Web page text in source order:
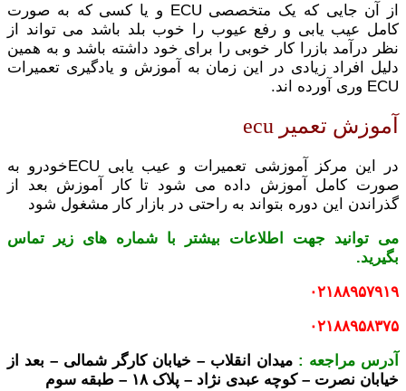
از آن جایی که یک متخصصی ECU و یا کسی که به صورت
کامل عیب یابی و رفع عیوب را خوب بلد باشد می تواند از
نظر درآمد بازرا کار خوبی را برای خود داشته باشد و به همین
دلیل افراد زیادی در این زمان به آموزش و یادگیری تعمیرات
ECU وری آورده اند.
آموزش تعمیر ecu
در این مرکز آموزشی تعمیرات و عیب یابی ECUخودرو به
صورت کامل آموزش داده می شود تا کار آموزش بعد از
گذراندن این دوره بتواند به راحتی در بازار کار مشغول شود
می توانید جهت اطلاعات بیشتر با شماره های زیر تماس
بگیرید.
۰۲۱۸۸۹۵۷۹۱۹
۰۲۱۸۸۹۵۸۳۷۵
آدرس مراجعه : میدان انقلاب – خیابان کارگر شمالی – بعد از
خیابان نصرت – کوچه عبدی نژاد – پلاک ۱۸ – طبقه سوم